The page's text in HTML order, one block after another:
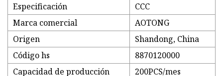
Especificación
CCC
Marca comercial
AOTONG
Origen
Shandong, China
Código hs
8870120000
Capacidad de producción
200PCS/mes